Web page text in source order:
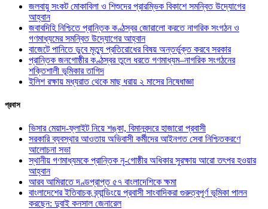
জলবায়ু সংকট মোকাবিলা ও শিশুদের প্রারম্ভিক বিকাশে সমন্বিত উদ্যোগের
আহ্বান
জবাবদিহি নিশ্চিতে প্রান্তিক কণ্ঠস্বর জোরালো করতে নাগরিক সংগঠন ও
গণমাধ্যমের সমন্বিত উদ্যোগের আহ্বান
বাজেটে পানিতে ডুবে মৃত্যু প্রতিরোধের বিষয় অন্তর্ভুক্ত করবে সরকার
প্রান্তিক জনগোষ্ঠীর কণ্ঠস্বর তুলে ধরতে গণমাধ্যম–নাগরিক সংগঠনের
শক্তিশালী ভূমিকার তাগিদ
ইলিশ রক্ষায় মধ্যরাত থেকে মাছ ধরায় ২ মাসের নিষেধাজ্ঞা
প্রবাস
ভিসার মেয়াদ-ফ্লাইট নিয়ে শঙ্কা, বিমানবন্দরে হাজারো প্রবাসী
সরকারি ব্যবস্থার আওতায় অভিবাসী কর্মীদের আইনগত সেবা নিশ্চিতকরণে
আলোচনা সভা
স্থানীয় গণমাধ্যমকে প্রান্তিক নৃ-গোষ্ঠীর অধিকার সুরক্ষায় আরো তৎপর হওয়ার
আহ্বান
আরব আমিরাতে দণ্ডপ্রাপ্ত ৫৭ বাংলাদেশিকে ক্ষমা
বাংলাদেশের ইতিবাচক ব্র্যান্ডিংয়ে প্রবাসী সাংবাদিকরা গুরুত্বপূর্ণ ভূমিকা পালন
করছেন: দুবাই কনসাল জেনারেল